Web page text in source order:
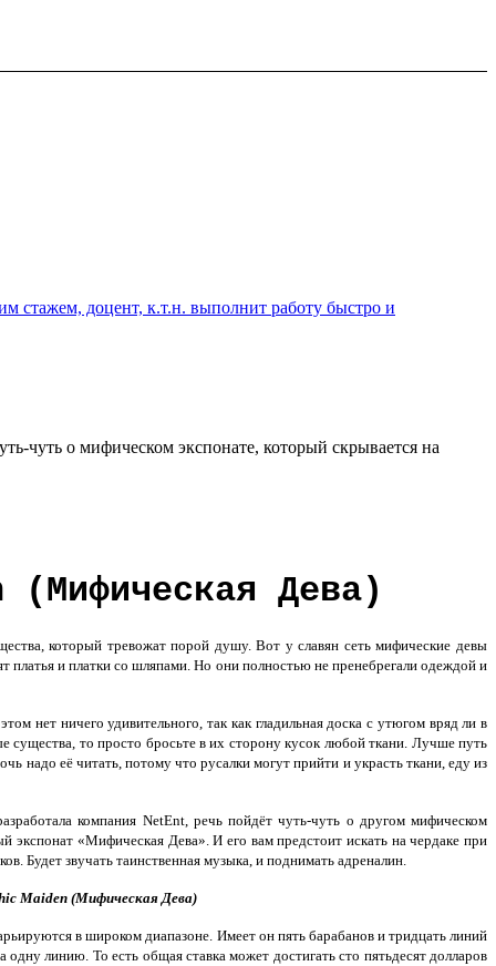
стажем, доцент, к.т.н. выполнит работу быстро и
чуть о мифическом экспонате, который скрывается на
(Мифическая Дева)
который тревожат порой душу. Вот у славян сеть мифические девы
платья и платки со шляпами. Но они полностью не пренебрегали одеждой и
нет ничего удивительного, так как гладильная доска с утюгом вряд ли в
существа, то просто бросьте в их сторону кусок любой ткани. Лучше путь
надо её читать, потому что русалки могут прийти и украсть ткани, еду из
компания NetEnt, речь пойдёт чуть-чуть о другом мифическом
экспонат «Мифическая Дева». И его вам предстоит искать на чердаке при
Будет звучать таинственная музыка, и поднимать адреналин.
Maiden (Мифическая Дева)
в широком диапазоне. Имеет он пять барабанов и тридцать линий
линию. То есть общая ставка может достигать сто пятьдесят долларов